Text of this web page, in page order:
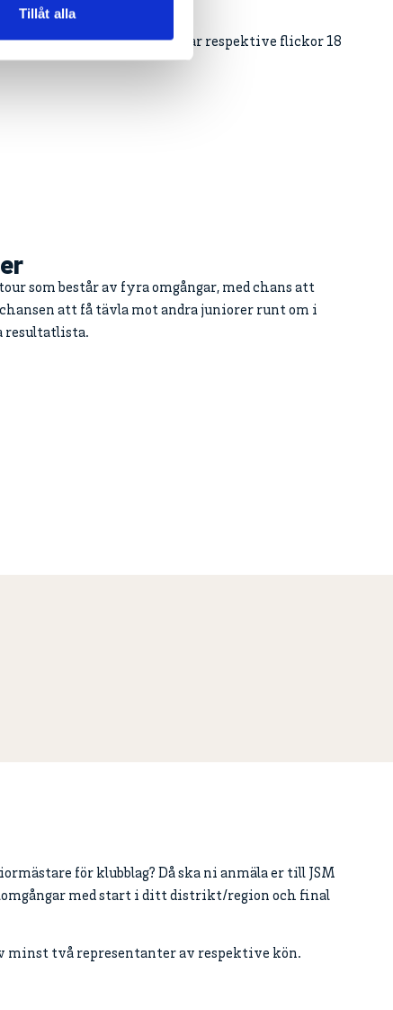
kombinera informationen
Tillåt alla
i två olika klasser: pojkar respektive flickor 18
som består av fyra omgångar, med chans att
att få tävla mot andra juniorer runt om i
resultatlista.
för klubblag? Då ska ni anmäla er till JSM
med start i ditt distrikt/region och final
minst två representanter av respektive kön.